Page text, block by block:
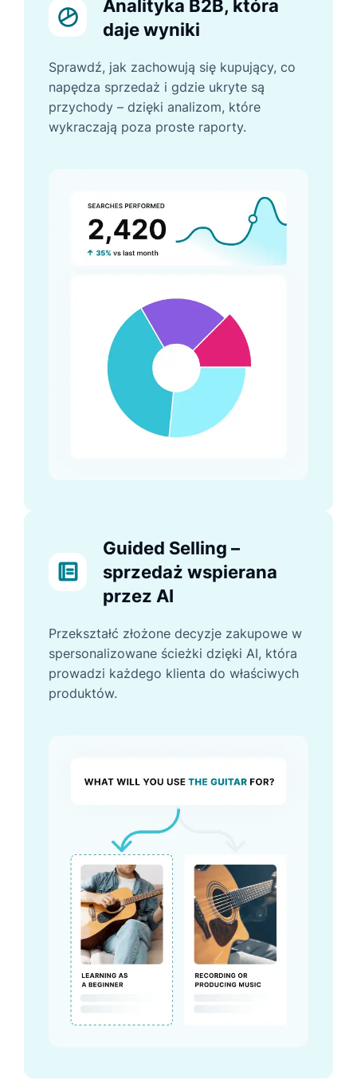
Analityka B2B, która
daje wyniki
Sprawdź, jak zachowują się kupujący, co
napędza sprzedaż i gdzie ukryte są
przychody – dzięki analizom, które
wykraczają poza proste raporty.
Guided Selling –
sprzedaż wspierana
przez AI
Przekształć złożone decyzje zakupowe w
spersonalizowane ścieżki dzięki AI, która
prowadzi każdego klienta do właściwych
produktów.